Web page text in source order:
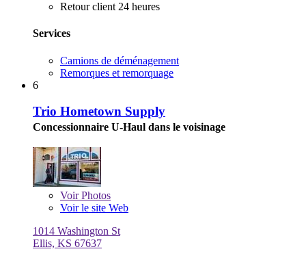
Retour client 24 heures
Services
Camions de déménagement
Remorques et remorquage
6
Trio Hometown Supply
Concessionnaire U-Haul dans le voisinage
VoirPhotos
Voir le site Web
1014 Washington St
Ellis, KS 67637